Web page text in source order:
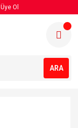
Üye Ol
ARA